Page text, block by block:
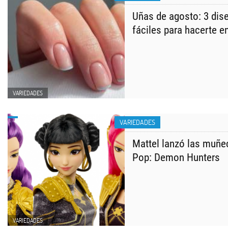
VARIEDADES
Uñas de agosto: 3
fáciles para hacerte
VARIEDADES
VARIEDADES
Mattel lanzó las
Pop: Demon Hunters